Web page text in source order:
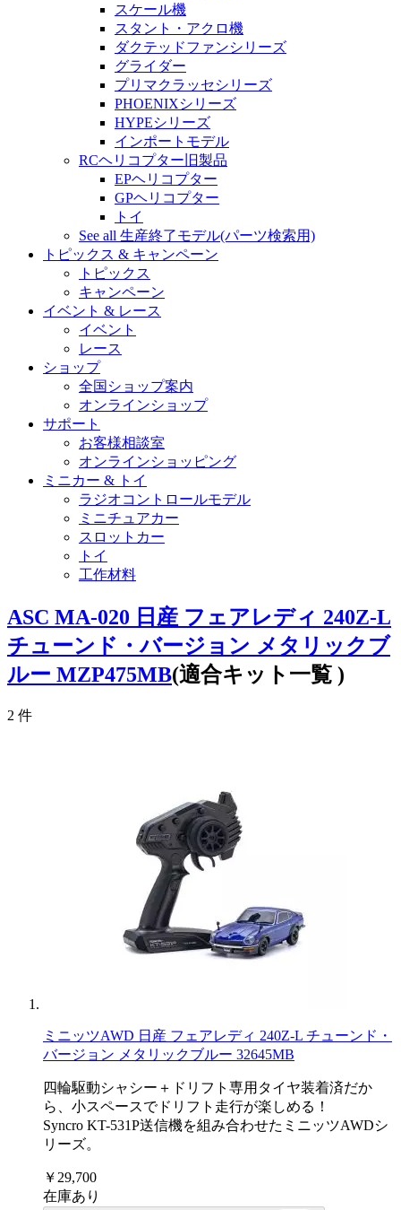
スケール機
スタント・アクロ機
ダクテッドファンシリーズ
グライダー
プリマクラッセシリーズ
PHOENIXシリーズ
HYPEシリーズ
インポートモデル
RCヘリコプター旧製品
EPヘリコプター
GPヘリコプター
トイ
See all 生産終了モデル(パーツ検索用)
トピックス & キャンペーン
トピックス
キャンペーン
イベント & レース
イベント
レース
ショップ
全国ショップ案内
オンラインショップ
サポート
お客様相談室
オンラインショッピング
ミニカー & トイ
ラジオコントロールモデル
ミニチュアカー
スロットカー
トイ
工作材料
ASC MA-020 日産 フェアレディ 240Z-L
チューンド・バージョン メタリックブ
ルー MZP475MB(適合キット一覧 )
2 件
ミニッツAWD 日産 フェアレディ 240Z-L チューンド・
バージョン メタリックブルー 32645MB
四輪駆動シャシー＋ドリフト専用タイヤ装着済だか
ら、小スペースでドリフト走行が楽しめる！
Syncro KT-531P送信機を組み合わせたミニッツAWDシ
リーズ。
￥29,700
在庫あり